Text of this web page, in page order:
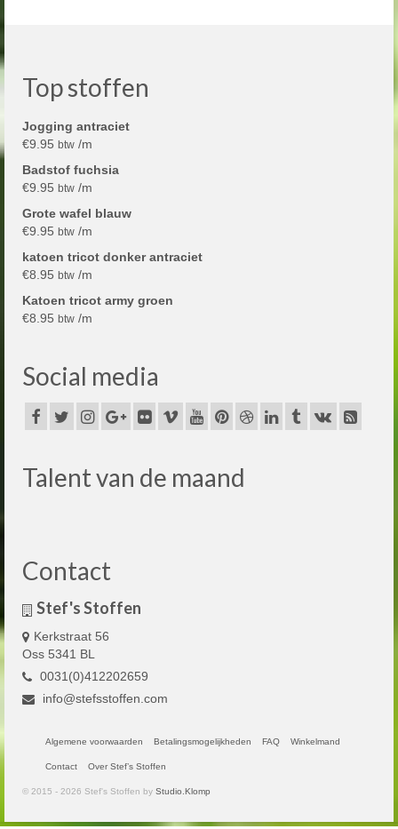
Top stoffen
Jogging antraciet
€9.95 btw /m
Badstof fuchsia
€9.95 btw /m
Grote wafel blauw
€9.95 btw /m
katoen tricot donker antraciet
€8.95 btw /m
Katoen tricot army groen
€8.95 btw /m
Social media
Talent van de maand
Contact
Stef's Stoffen
Kerkstraat 56
Oss 5341 BL
0031(0)412202659
info@stefsstoffen.com
Algemene voorwaarden Betalingsmogelijkheden FAQ Winkelmand
Contact Over Stef’s Stoffen
© 2015 - 2026 Stef's Stoffen by Studio.Klomp